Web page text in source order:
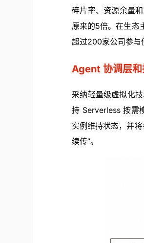
碎片率、资源余量
原来的5倍。在生态
超过200家公司参与
Agent 协调层和
采纳轻量级虚拟化
持 Serverless 按需
实例维持状态，并
续传”。